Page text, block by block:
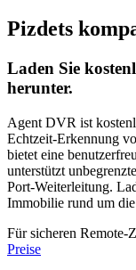
Pizdets
Laden Sie
herunter.
Agent DVR ist
Echtzeit-Erkennung
bietet eine
unterstützt
Port-Weiterleitung.
Immobilie rund um
Für sicheren Remote-
Preise